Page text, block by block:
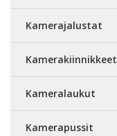
Kamerajalustat
Kamerakiinnikkeet
Kameralaukut
Kamerapussit